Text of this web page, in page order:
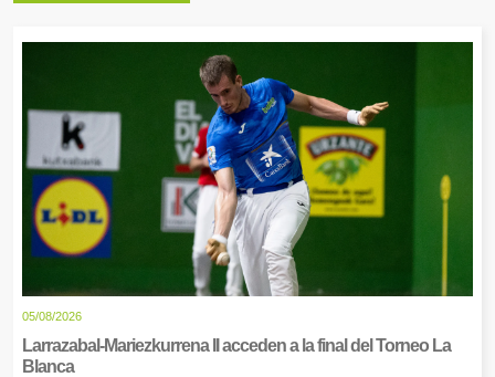
05/08/2026
Larrazabal-Mariezkurrena II acceden a la final del Torneo La
Blanca